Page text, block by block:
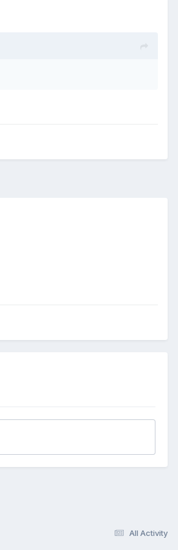
All Activity